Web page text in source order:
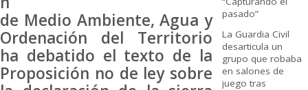
de Medio Ambiente, Agua y
Ordenación del Territorio
ha debatido el texto de la
Proposición no de ley sobre
pasado”
La Guardia Civil
desarticula un
grupo que robaba
en salones de
juego tras